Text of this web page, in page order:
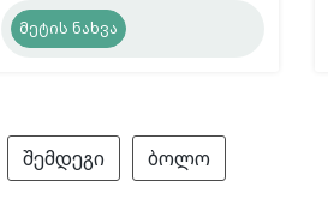
მეტის ნახვა
შემდეგი ბოლო